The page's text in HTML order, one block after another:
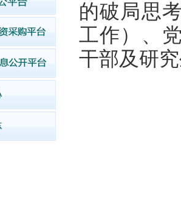
的破局思
工作）、
干部及研